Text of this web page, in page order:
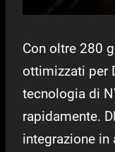
Con oltre 280
ottimizzati per
tecnologia di
rapidamente.
integrazione